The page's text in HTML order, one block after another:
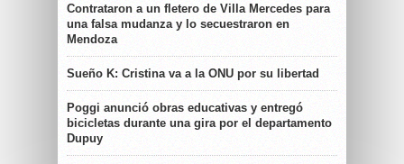
Contrataron a un fletero de Villa Mercedes para
una falsa mudanza y lo secuestraron en
Mendoza
Sueño K: Cristina va a la ONU por su libertad
Poggi anunció obras educativas y entregó
bicicletas durante una gira por el departamento
Dupuy